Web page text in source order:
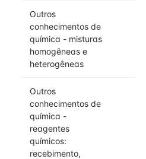
Outros
conhecimentos de
química - misturas
homogêneas e
heterogêneas
Outros
conhecimentos de
química -
reagentes
químicos:
recebimento,